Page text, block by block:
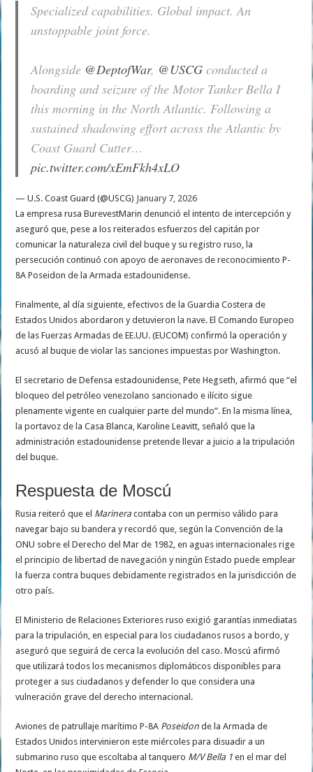
Specialized capabilities. Global impact. An
unstoppable joint force.
Alongside @DeptofWar, @USCG conducted a
boarding and seizure of the Motor Tanker Bella I
this morning in the North Atlantic. Following a
sustained shadowing effort across the Atlantic by
Coast Guard Cutter…
pic.twitter.com/xEmFkh4xLO
— U.S. Coast Guard (@USCG) January 7, 2026
La empresa rusa BurevestMarin denunció el intento de intercepción y
aseguró que, pese a los reiterados esfuerzos del capitán por
comunicar la naturaleza civil del buque y su registro ruso, la
persecución continuó con apoyo de aeronaves de reconocimiento P-
8A Poseidon de la Armada estadounidense.
Finalmente, al día siguiente, efectivos de la Guardia Costera de
Estados Unidos abordaron y detuvieron la nave. El Comando Europeo
de las Fuerzas Armadas de EE.UU. (EUCOM) confirmó la operación y
acusó al buque de violar las sanciones impuestas por Washington.
El secretario de Defensa estadounidense, Pete Hegseth, afirmó que “el
bloqueo del petróleo venezolano sancionado e ilícito sigue
plenamente vigente en cualquier parte del mundo”. En la misma línea,
la portavoz de la Casa Blanca, Karoline Leavitt, señaló que la
administración estadounidense pretende llevar a juicio a la tripulación
del buque.
Respuesta de Moscú
Rusia reiteró que el Marineracontaba con un permiso válido para
navegar bajo su bandera y recordó que, según la Convención de la
ONU sobre el Derecho del Mar de 1982, en aguas internacionales rige
el principio de libertad de navegación y ningún Estado puede emplear
la fuerza contra buques debidamente registrados en la jurisdicción de
otro país.
El Ministerio de Relaciones Exteriores ruso exigió garantías inmediatas
para la tripulación, en especial para los ciudadanos rusos a bordo, y
aseguró que seguirá de cerca la evolución del caso. Moscú afirmó
que utilizará todos los mecanismos diplomáticos disponibles para
proteger a sus ciudadanos y defender lo que considera una
vulneración grave del derecho internacional.
Aviones de patrullaje marítimo P-8A Poseidon de la Armada de
Estados Unidos intervinieron este miércoles para disuadir a un
submarino ruso que escoltaba al tanquero M/V Bella 1 en el mar del